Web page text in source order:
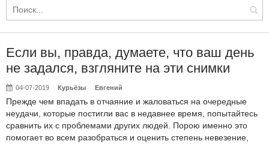
Если вы, правда, думаете, что ваш день
не задался, взгляните на эти снимки
04-07-2019 Курьёзы Евгений
Прежде чем впадать в отчаяние и жаловаться на очередные
неудачи, которые постигли вас в недавнее время, попытайтесь
сравнить их с проблемами других людей. Порою именно это
помогает во всем разобраться и оценить степень невезение,